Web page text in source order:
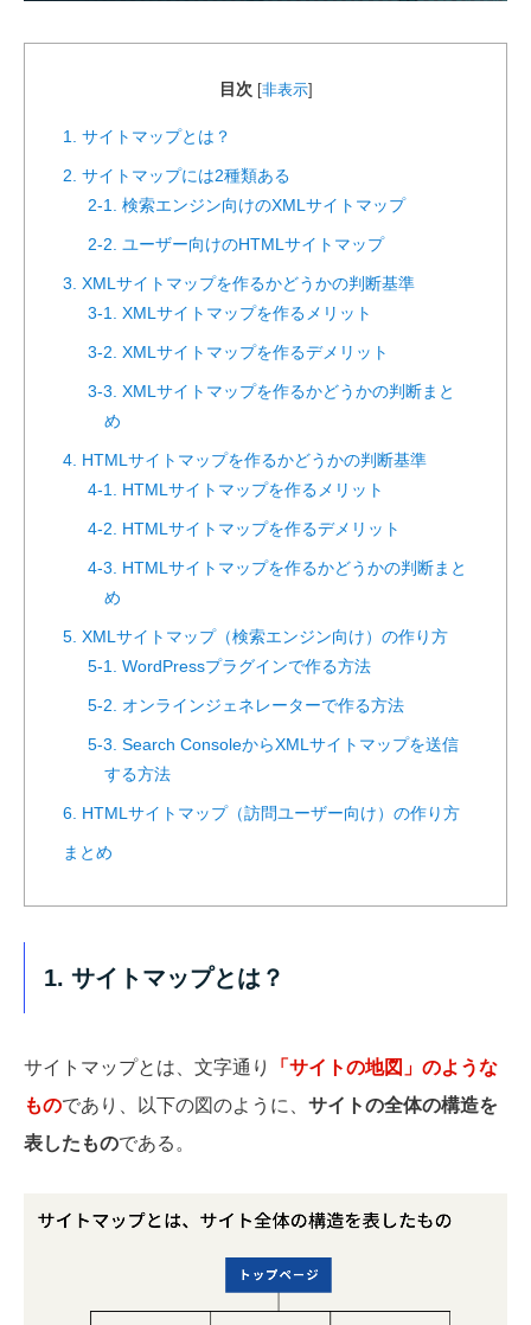
目次 非表示]
1. サイトマップとは？
2. サイトマップには2種類ある
2-1. 検索エンジン向けのXMLサイトマップ
2-2. ユーザー向けのHTMLサイトマップ
3. XMLサイトマップを作るかどうかの判断基準
3-1. XMLサイトマップを作るメリット
3-2. XMLサイトマップを作るデメリット
3-3. XMLサイトマップを作るかどうかの判断まと
め
4. HTMLサイトマップを作るかどうかの判断基準
4-1. HTMLサイトマップを作るメリット
4-2. HTMLサイトマップを作るデメリット
4-3. HTMLサイトマップを作るかどうかの判断まと
め
5. XMLサイトマップ（検索エンジン向け）の作り方
5-1. WordPressプラグインで作る方法
5-2. オンラインジェネレーターで作る方法
5-3. Search ConsoleからXMLサイトマップを送信
する方法
6. HTMLサイトマップ（訪問ユーザー向け）の作り方
まとめ
1. サイトマップとは？
サイトマップとは、文字通り
「サイトの地図」のような
ものであり、以下の図のように、 サイトの全体の構造を
表したものである。